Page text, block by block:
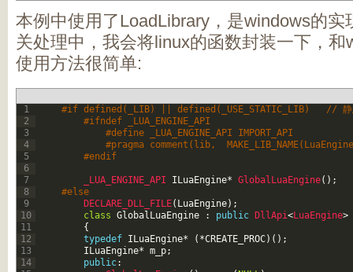
本例中使用了LoadLibrary，是windows的
关处理中，我会将linux的函数封装一下，
使用方法很简单:
1
2
3
4
5
6
7
8
9
10
11
12
13
14
#if defined(_LIB) || defined(_USE_STATIC_LIB)   //
#ifndef _LUA_ENGINE_API
#define _LUA_ENGINE_API IMPORT_API
#pragma comment(lib,
#endif
_LUA_ENGINE_API ILuaEngine* GlobalLuaEngine( ) ;
#else
DECLARE_DLL_FILE( LuaEngine) ;
class GlobalLuaEngine : public DllApi<LuaEngine>
{
typedef ILuaEngine* ( *CREATE_PROC) ( ) ;
ILuaEngine* m_p;
public: